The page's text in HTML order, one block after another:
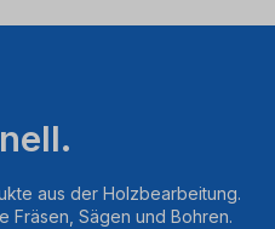
aus der Holzbearbeitung.
Fräsen, Sägen und Bohren.